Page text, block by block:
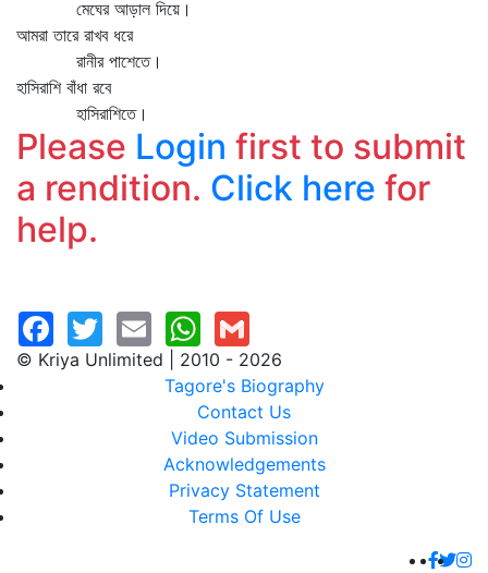
মেঘের আড়াল দিয়ে।
আমরা তারে রাখব ধরে
রানীর পাশেতে।
হাসিরাশি বাঁধা রবে
হাসিরাশিতে।
Please Login first to submit
a rendition. Click here for
help.
© Kriya Unlimited | 2010 - 2026
Tagore's Biography
Contact Us
Video Submission
Acknowledgements
Privacy Statement
Terms Of Use